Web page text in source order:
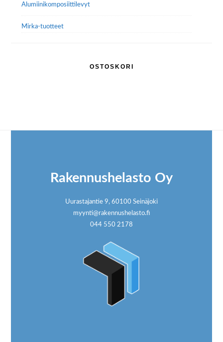
Alumiini­komposiitti­levyt
Mirka-tuotteet
OSTOSKORI
Rakennushelasto Oy
Uurastajantie 9, 60100 Seinäjoki
myynti@rakennushelasto.fi
044 550 2178